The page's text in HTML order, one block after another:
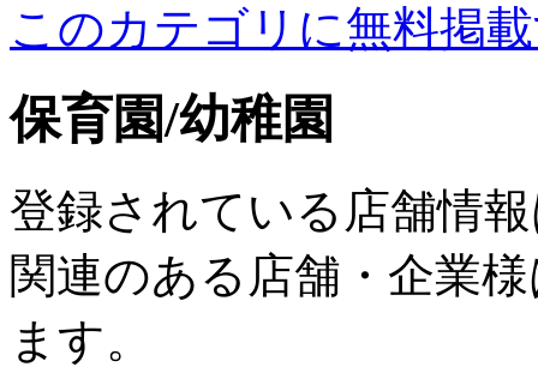
このカテゴリに無料掲
保育園/幼稚園
登録されている店舗情
関連のある店舗・企業
ます。